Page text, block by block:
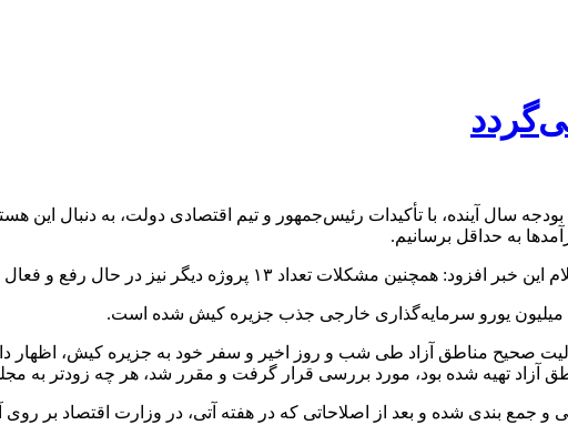
سال آینده، با تأکیدات رئیس‌جمهور و تیم اقتصادی دولت، به دنبال این
به حداقل برسانیم.
۱۳ پروژه دیگر نیز در حال رفع و فعال سازی مجدد است.
صحیح مناطق آزاد طی شب و روز اخیر و سفر خود به جزیره کیش، اظهار
آزاد تهیه شده بود، مورد بررسی قرار گرفت و مقرر شد، هر چه زودتر به
بندی شده و بعد از اصلاحاتی که در هفته آتی، در وزارت اقتصاد بر